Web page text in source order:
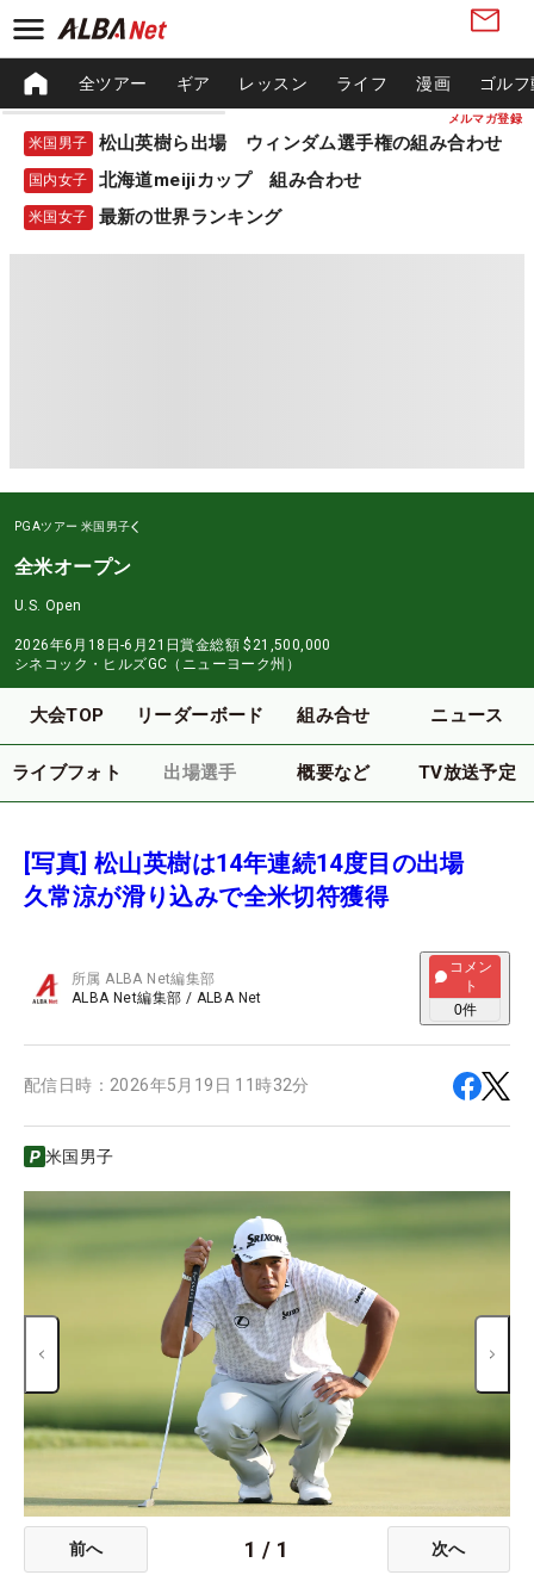
メルマガ登録
全ツアー ギア レッスン ライフ 漫画 ゴル
米国男子 松山英樹ら出場 ウィンダム選手権の組み合わせ
国内女子 北海道meijiカップ 組み合わせ
米国女子 最新の世界ランキング
PGAツアー 米国男子
全米オープン
U.S. Open
2026年6月18日-6月21日賞金総額 $21,500,000
シネコック・ヒルズGC（ニューヨーク州）
大会TOP リーダーボード 組み合せ ニュース
ライブフォト 出場選手 概要など TV放送予定
[写真] 松山英樹は14年連続14度目の出場
久常涼が滑り込みで全米切符獲得
所属ALBA Net編集部
ALBA Net編集部 / ALBA Net
コメン
ト
0件
配信日時： 2026年5月19日 11時32分
米国男子
前へ 1 / 1 次へ